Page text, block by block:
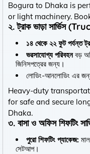
Bogura to Dhaka is
or light machinery.
২. ট্রাক ভাড়া সার্ভিস
১৪ থেকে ২২ ফুট পর্যন্ত
ভরসাযোগ্য পরিবহনবড়
জিনিসপত্রের জন্য।
লোডিং-আনলোডিং এর
Heavy-duty
for safe and secure
Dhaka.
৩. বাসা ও অফিস শিফটিং
পুরো শিফটিং প্যাকেজ:
সেটআপ।